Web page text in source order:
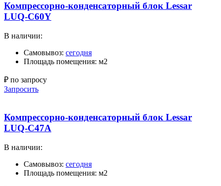
Компрессорно-конденсаторный блок Lessar
LUQ-C60Y
В наличии:
Самовывоз: сегодня
Площадь помещения: м2
₽ по запросу
Запросить
Компрессорно-конденсаторный блок Lessar
LUQ-C47A
В наличии:
Самовывоз: сегодня
Площадь помещения: м2